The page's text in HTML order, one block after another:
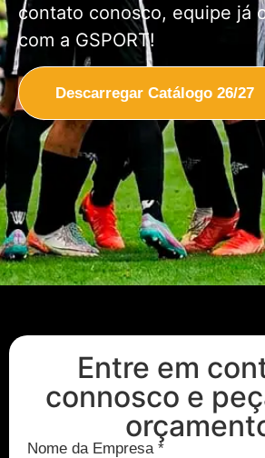
contato conosco, equipe já
com a GSPORT!
Descarregar Catálogo 26/27
Entre em
connosco e
Nome da Empresa *